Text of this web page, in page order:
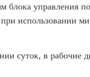
суток, в рабочие
блока управления
использовании